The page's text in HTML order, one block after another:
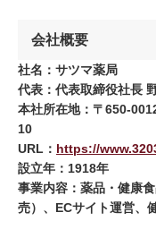
会社概要
社名：サツマ薬局
代表：代表取締役社長
本社所在地：〒650-
10
URL ： https://
設立年： 1918年
事業内容：薬品・健康
売）、 ECサイト運営、